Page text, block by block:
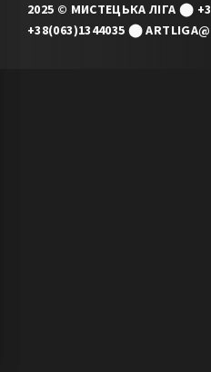
2025 © МИСТЕЦЬКА ЛІГА ⬤
+38(063)1344035 ⬤